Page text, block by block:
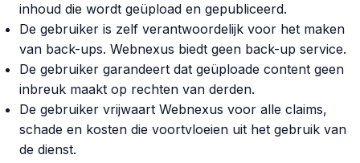
inhoud die wordt geüpload en gepubliceerd.
De gebruiker is zelf verantwoordelijk voor het maken
van back-ups. Webnexus biedt geen back-up service.
De gebruiker garandeert dat geüploade content geen
inbreuk maakt op rechten van derden.
De gebruiker vrijwaart Webnexus voor alle claims,
schade en kosten die voortvloeien uit het gebruik van
de dienst.